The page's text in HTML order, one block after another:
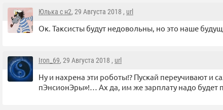
Юлька с н2, 29 Августа 2018 , url
Ок. Таксисты будут недовольны, но это наше
Iron_69, 29 Августа 2018 , url
Ну и нахрена эти роботы!? Пускай переучивают и
пЭнсионЭры»!… Ах да, им же зарплату надо будет